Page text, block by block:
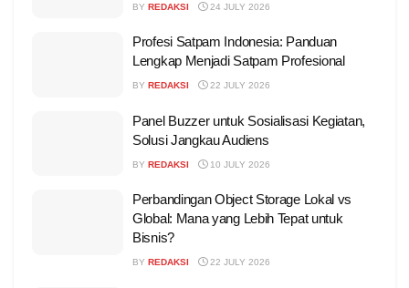
BY REDAKSI 24 JULY 2026
Profesi Satpam Indonesia: Panduan
Lengkap Menjadi Satpam Profesional
BY REDAKSI 22 JULY 2026
Panel Buzzer untuk Sosialisasi Kegiatan,
Solusi Jangkau Audiens
BY REDAKSI 10 JULY 2026
Perbandingan Object Storage Lokal vs
Global: Mana yang Lebih Tepat untuk
Bisnis?
BY REDAKSI 22 JULY 2026